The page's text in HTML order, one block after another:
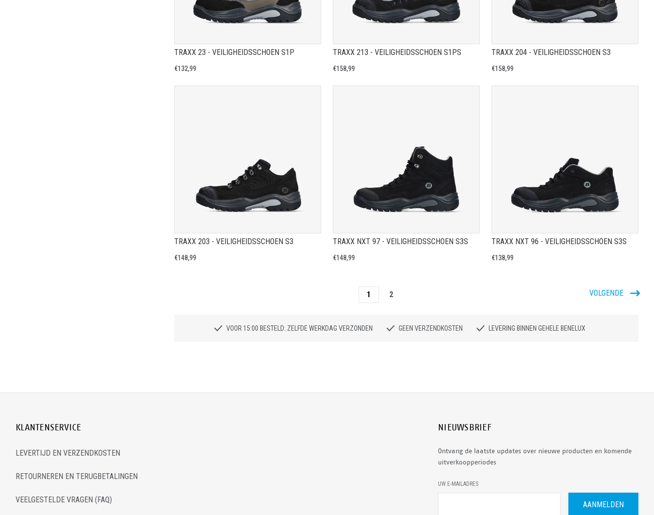
TRAXX 23 - VEILIGHEIDSSCHOEN S1P
€132,99
TRAXX 213 - VEILIGHEIDSSCHOEN S1PS
€158,99
TRAXX 204 - VEILIGHEIDSSCHOEN S3
€158,99
TOON PRODUCTPAGINA
TRAXX 203 - VEILIGHEIDSSCHOEN S3
€148,99
TOON PRODUCTPAGINA
TRAXX NXT 97 - VEILIGHEIDSSCHOEN S3S
€148,99
TOON PRODUCTPAGINA
TRAXX NXT 96 - VEILIGHEIDSSCHOEN S3S
€138,99
1 2 VOLGENDE
VOOR 15:00 BESTELD: ZELFDE WERKDAG VERZONDEN GEEN VERZENDKOSTEN LEVERING BINNEN GEHELE BENELUX
KLANTENSERVICE
LEVERTIJD EN VERZENDKOSTEN
RETOURNEREN EN TERUGBETALINGEN
VEELGESTELDE VRAGEN (FAQ)
NIEUWSBRIEF
Ontvang de laatste updates over nieuwe producten en komende
uitverkoopperiodes
E
-
M
UW E-MAILADRES